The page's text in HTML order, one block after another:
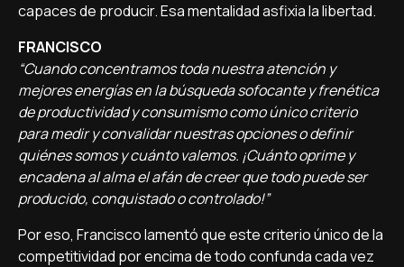
capaces de producir. Esa mentalidad asfixia la libertad.
FRANCISCO
“Cuando concentramos toda nuestra atención y
mejores energías en la búsqueda sofocante y frenética
de productividad y consumismo como único criterio
para medir y convalidar nuestras opciones o definir
quiénes somos y cuánto valemos. ¡Cuánto oprime y
encadena al alma el afán de creer que todo puede ser
producido, conquistado o controlado!”
Por eso, Francisco lamentó que este criterio único de la
competitividad por encima de todo confunda cada vez